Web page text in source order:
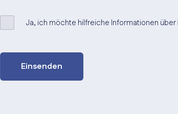
Ja, ich möchte hilfreiche Informationen über